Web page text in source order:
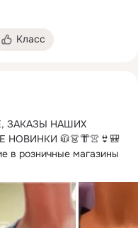
Класс
ЗАКАЗЫ НАШИХ
🧥👗👘👚👙🎒
в розничные магазины